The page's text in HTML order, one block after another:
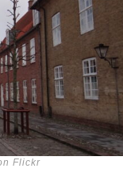
Flickr